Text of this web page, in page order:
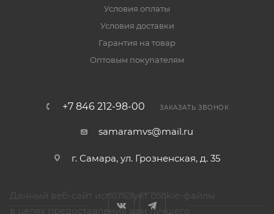
Условия оплаты
Условия доставки
Гарантия на товар
Оптовым покупателям
+7 846 212-98-00 ЗАКАЗАТЬ ЗВОНОК
samaramvs@mail.ru
г. Самара, ул. Грозненская, д. 35
Данный веб-сайт использует cookie-файлы
в целях предоставления вам лучшего